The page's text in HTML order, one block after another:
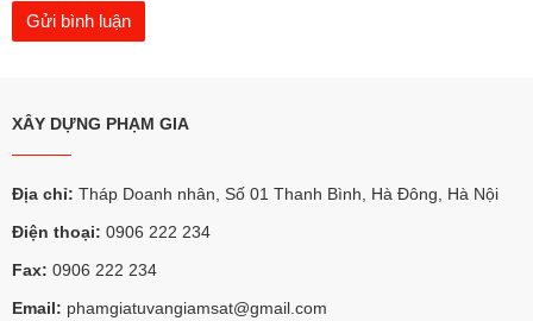
XÂY DỰNG PHẠM GIA
Địa chỉ: Tháp Doanh nhân, Số 01 Thanh Bình, Hà Đông, Hà Nội
Điện thoại: 0906 222 234
Fax: 0906 222 234
Email: phamgiatuvangiamsat@gmail.com